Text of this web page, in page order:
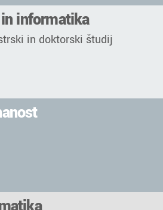
informatika
in doktorski študij